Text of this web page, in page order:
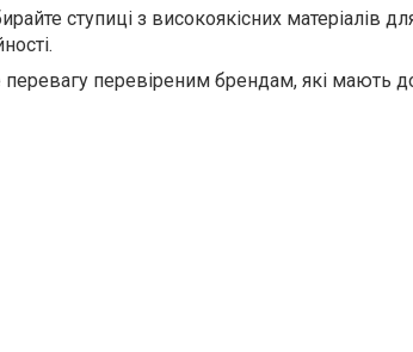
ступиці з високоякісних матеріалів
перевагу перевіреним брендам, які мають